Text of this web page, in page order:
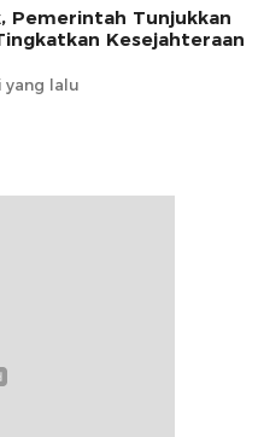
Pemerintah Tunjukkan
Kesejahteraan
yang lalu